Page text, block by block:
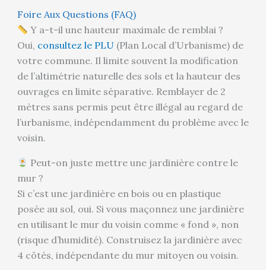
Foire Aux Questions (FAQ)
Y a-t-il une hauteur maximale de remblai ?
Oui, consultez le PLU (Plan Local d’Urbanisme) de
votre commune. Il limite souvent la modification
de l’altimétrie naturelle des sols et la hauteur des
ouvrages en limite séparative. Remblayer de 2
mètres sans permis peut être illégal au regard de
l’urbanisme, indépendamment du problème avec le
voisin.
Peut-on juste mettre une jardinière contre le
mur ?
Si c’est une jardinière en bois ou en plastique
posée au sol, oui. Si vous maçonnez une jardinière
en utilisant le mur du voisin comme « fond », non
(risque d’humidité). Construisez la jardinière avec
4 côtés, indépendante du mur mitoyen ou voisin.